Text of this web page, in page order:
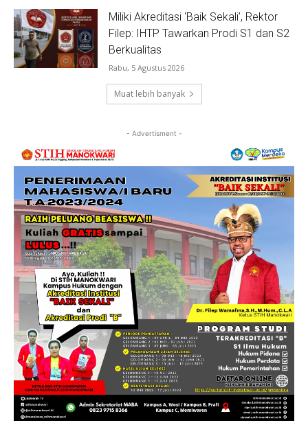
Miliki Akreditasi ‘Baik Sekali’, Rektor
Filep: IHTP Tawarkan Prodi S1 dan S2
Berkualitas
Rabu, 5 Agustus 2026
Muat lebih banyak
- Advertisment -